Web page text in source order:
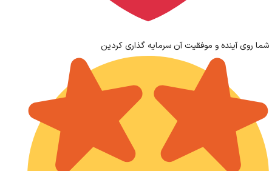
شما روی آینده و موفقیت آن سرمایه گذاری کردین